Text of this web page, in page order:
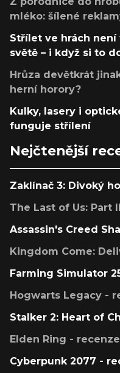
mléko: šílené
Střílet ve hrách
světě – i když si to
Hrůza devětkrát
herní horory?
Kulky, lasery i
funguje střílení
Nejčtenější
Zaklínač 3: Divoký
The Last of Us: Part
Assassin's Creed
Kingdom Come:
Farming Simulator
Hogwarts Legacy -
Stalker 2: Heart of
Elden Ring - recenze
Cyberpunk 2077 -